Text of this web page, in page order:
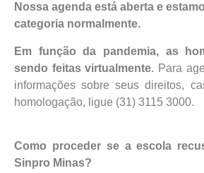
Nossa agenda está aberta e
categoria normalmente.
Em função da pandemia, as
sendo feitas virtualmente. Para
informações sobre seus direitos,
homologação, ligue (31) 3115 3000.
Como proceder se a escola
Sinpro Minas?